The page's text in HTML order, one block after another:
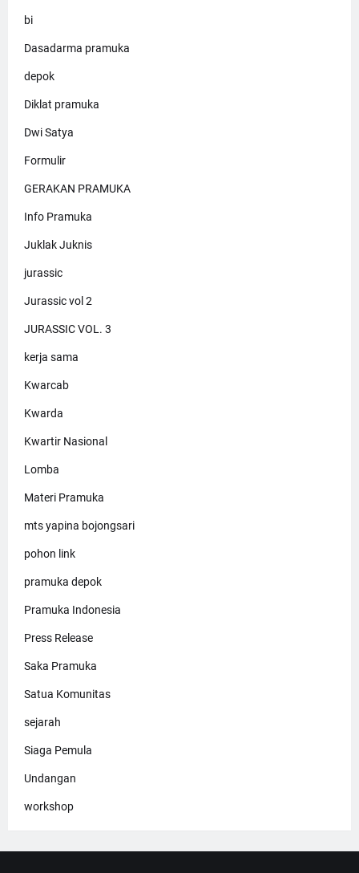
bi
Dasadarma pramuka
depok
Diklat pramuka
Dwi Satya
Formulir
GERAKAN PRAMUKA
Info Pramuka
Juklak Juknis
jurassic
Jurassic vol 2
JURASSIC VOL. 3
kerja sama
Kwarcab
Kwarda
Kwartir Nasional
Lomba
Materi Pramuka
mts yapina bojongsari
pohon link
pramuka depok
Pramuka Indonesia
Press Release
Saka Pramuka
Satua Komunitas
sejarah
Siaga Pemula
Undangan
workshop